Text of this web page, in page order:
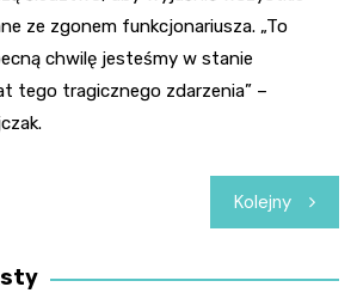
ze zgonem funkcjonariusza. „To
chwilę jesteśmy w stanie
tego tragicznego zdarzenia” –
Kolejny